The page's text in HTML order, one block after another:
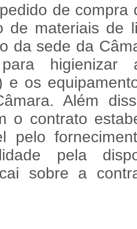
de compra
de materiais de
da sede da
para
e os
Além
o contrato
pelo
pela
sobre a